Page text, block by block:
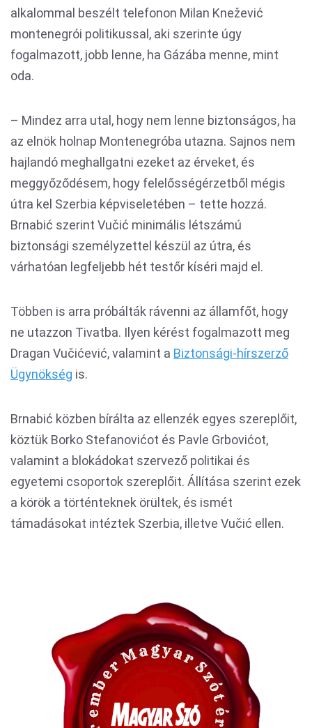
alkalommal beszélt telefonon Milan Knežević
montenegrói politikussal, aki szerinte úgy
fogalmazott, jobb lenne, ha Gázába menne, mint
oda.
– Mindez arra utal, hogy nem lenne biztonságos, ha
az elnök holnap Montenegróba utazna. Sajnos nem
hajlandó meghallgatni ezeket az érveket, és
meggyőződésem, hogy felelősségérzetből mégis
útra kel Szerbia képviseletében – tette hozzá.
Brnabić szerint Vučić minimális létszámú
biztonsági személyzettel készül az útra, és
várhatóan legfeljebb hét testőr kíséri majd el.
Többen is arra próbálták rávenni az államfőt, hogy
ne utazzon Tivatba. Ilyen kérést fogalmazott meg
Dragan Vučićević, valamint a Biztonsági-hírszerző
Ügynökség is.
Brnabić közben bírálta az ellenzék egyes szereplőit,
köztük Borko Stefanovićot és Pavle Grbovićot,
valamint a blokádokat szervező politikai és
egyetemi csoportok szereplőit. Állítása szerint ezek
a körök a történteknek örültek, és ismét
támadásokat intéztek Szerbia, illetve Vučić ellen.